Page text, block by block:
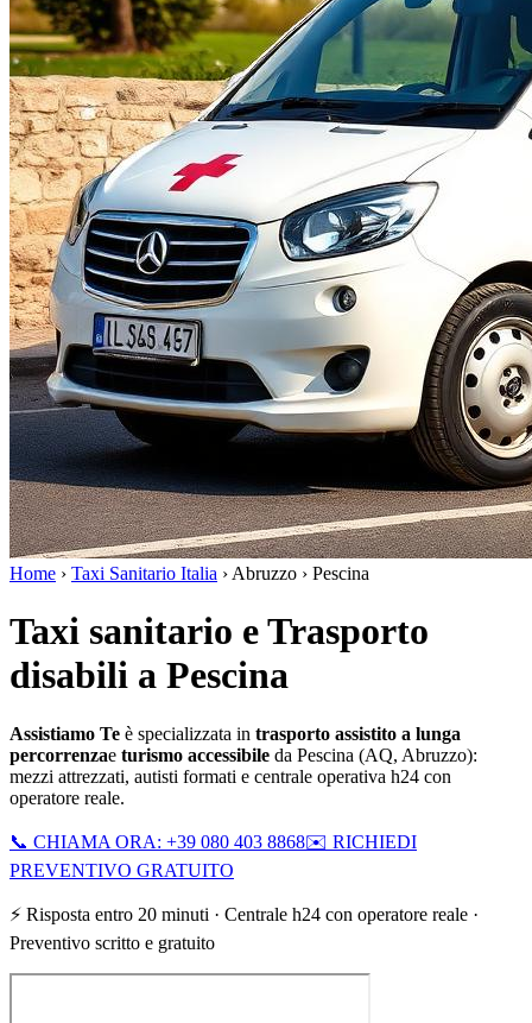
Home › Taxi Sanitario Italia › Abruzzo › Pescina
Taxi sanitario e Trasporto
disabili a Pescina
Assistiamo Te è specializzata in trasporto assistito a lunga
percorrenzae turismo accessibile da Pescina (AQ, Abruzzo):
mezzi attrezzati, autisti formati e centrale operativa h24 con
operatore reale.
📞 CHIAMA ORA: +39 080 403 8868✉️ RICHIEDI
PREVENTIVO GRATUITO
⚡ Risposta entro 20 minuti · Centrale h24 con operatore reale ·
Preventivo scritto e gratuito